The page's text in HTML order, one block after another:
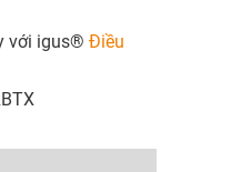
với igus® Điều